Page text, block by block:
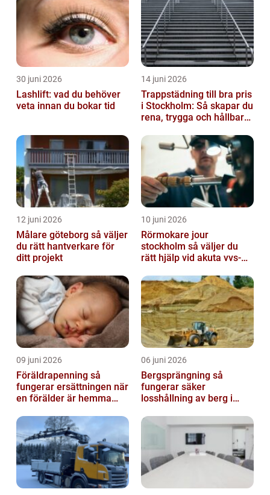
30 juni 2026
Lashlift: vad du behöver
veta innan du bokar tid
14 juni 2026
Trappstädning till bra pris
i Stockholm: Så skapar du
rena, trygga och hållbara
12 juni 2026
Målare göteborg så väljer
du rätt hantverkare för
ditt projekt
10 juni 2026
Rörmokare jour
stockholm så väljer du
rätt hjälp vid akuta vvs-
09 juni 2026
Föräldrapenning så
fungerar ersättningen när
en förälder är hemma
06 juni 2026
Bergsprängning så
fungerar säker
losshållning av berg i